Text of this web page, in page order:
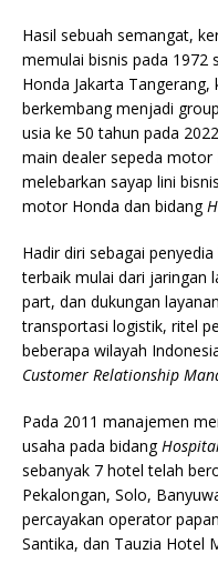
Hasil sebuah semangat,
memulai bisnis pada
Honda Jakarta
berkembang menjadi
usia ke 50 tahun pada
main dealer sepeda motor
melebarkan sayap lini
motor Honda dan bidang
Hadir diri sebagai
terbaik mulai dari jaringan
part, dan dukungan
transportasi logistik, ritel
beberapa wilayah
Customer Relationship
Pada 2011 manajemen
usaha pada bidang
sebanyak 7 hotel telah
Pekalongan, Solo,
percayakan operator
Santika, dan Tauzia Hotel